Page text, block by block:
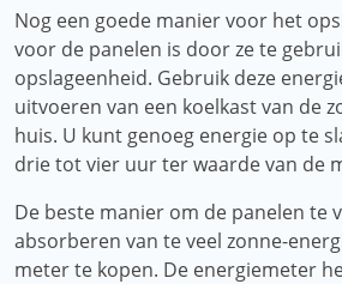
Nog een goede manier voor het
voor de panelen is door ze te
opslageenheid. Gebruik deze
uitvoeren van een koelkast van de
huis. U kunt genoeg energie op te
drie tot vier uur ter waarde van de
De beste manier om de panelen te
absorberen van te veel zonne-
meter te kopen. De energiemeter